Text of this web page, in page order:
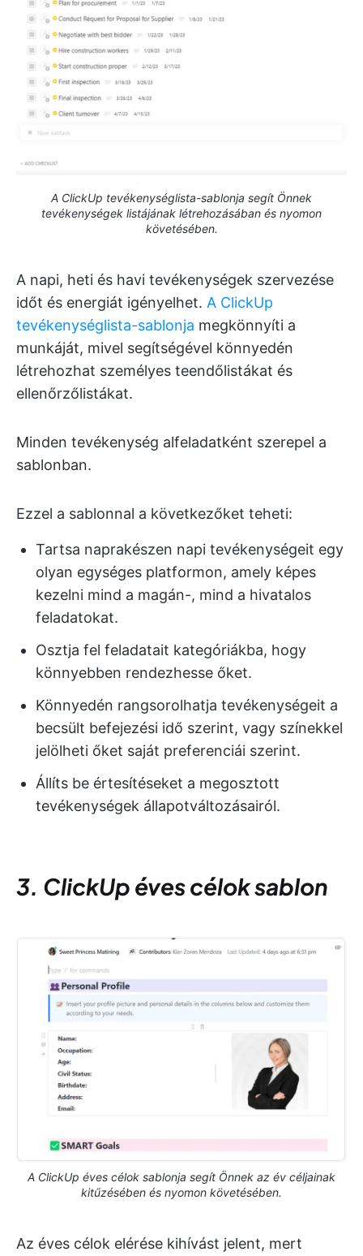
A ClickUp tevékenységlista-sablonja segít Önnek
tevékenységek listájának létrehozásában és nyomon
követésében.
A napi, heti és havi tevékenységek szervezése
időt és energiát igényelhet. A ClickUp
tevékenységlista-sablonja megkönnyíti a
munkáját, mivel segítségével könnyedén
létrehozhat személyes teendőlistákat és
ellenőrzőlistákat.
Minden tevékenység alfeladatként szerepel a
sablonban.
Ezzel a sablonnal a következőket teheti:
Tartsa naprakészen napi tevékenységeit egy
olyan egységes platformon, amely képes
kezelni mind a magán-, mind a hivatalos
feladatokat.
Osztja fel feladatait kategóriákba, hogy
könnyebben rendezhesse őket.
Könnyedén rangsorolhatja tevékenységeit a
becsült befejezési idő szerint, vagy színekkel
jelölheti őket saját preferenciái szerint.
Állíts be értesítéseket a megosztott
tevékenységek állapotváltozásairól.
3. ClickUp éves célok sablon
A ClickUp éves célok sablonja segít Önnek az év céljainak
kitűzésében és nyomon követésében.
Az éves célok elérése kihívást jelent, mert